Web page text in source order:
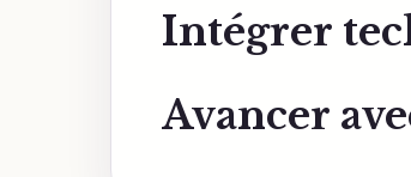
Intégrer
Avancer